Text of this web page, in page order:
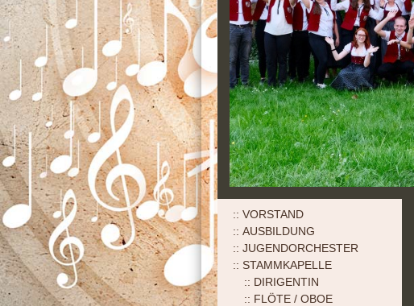
VORSTAND
AUSBILDUNG
JUGENDORCHESTER
STAMMKAPELLE
DIRIGENTIN
FLÖTE / OBOE